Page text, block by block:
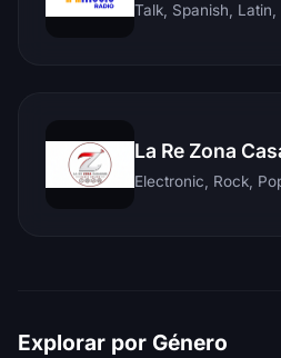
Talk, Spanish,
La Re Zona
Explorar por Género